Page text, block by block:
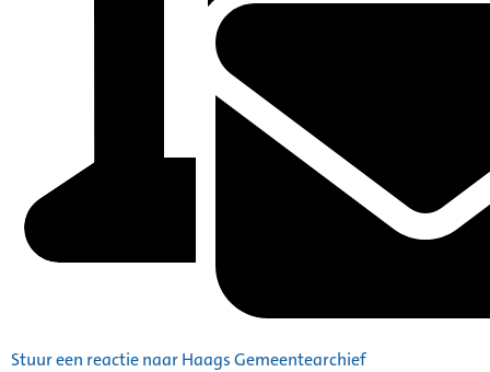
Stuur een reactie naar Haags Gemeentearchief